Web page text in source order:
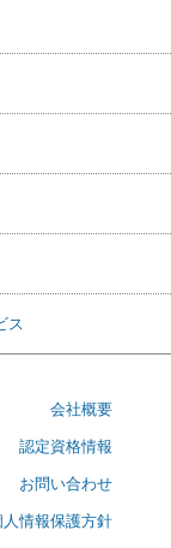
ス
会社概要
認定資格情報
お問い合わせ
人情報保護方針